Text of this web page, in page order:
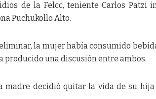
de la Felcc, teniente Carlos Patzi
Puchukollo Alto.
la mujer había consumido
producido una discusión entre ambos.
madre decidió quitar la vida de su